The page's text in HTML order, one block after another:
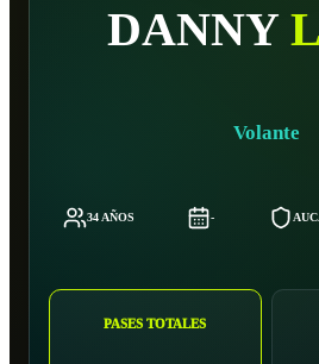
DANNY
Volante
34 AÑOS -
PASES TOTALES